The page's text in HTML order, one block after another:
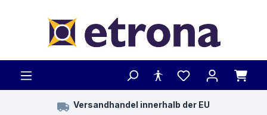
Versandhandel innerhalb der EU